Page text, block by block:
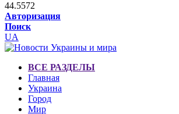
44.5572
Авторизация
Поиск
UA
ВСЕ РАЗДЕЛЫ
Главная
Украина
Город
Мир